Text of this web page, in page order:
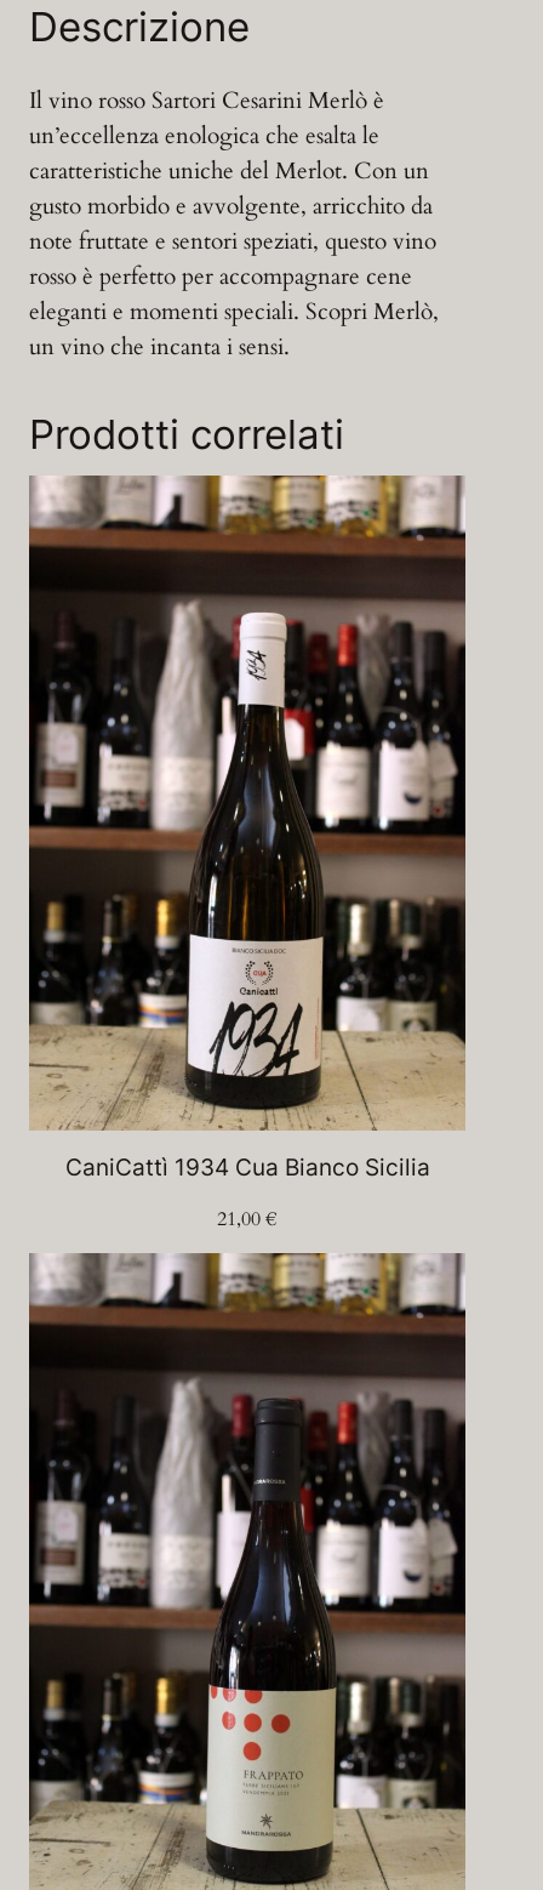
Descrizione
Il vino rosso Sartori Cesarini Merlò è
un’eccellenza enologica che esalta le
caratteristiche uniche del Merlot. Con un
gusto morbido e avvolgente, arricchito da
note fruttate e sentori speziati, questo vino
rosso è perfetto per accompagnare cene
eleganti e momenti speciali. Scopri Merlò,
un vino che incanta i sensi.
Prodotti correlati
CaniCattì 1934 Cua Bianco Sicilia
21,00€